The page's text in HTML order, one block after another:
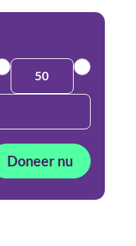
50
Doneer nu